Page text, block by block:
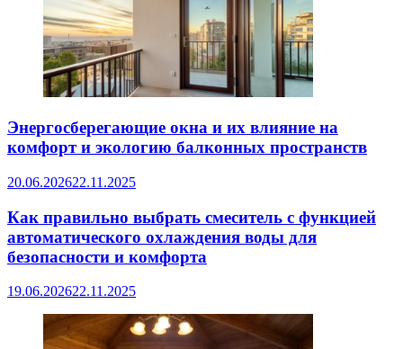
Энергосберегающие окна и их влияние на
комфорт и экологию балконных пространств
20.06.202622.11.2025
Как правильно выбрать смеситель с функцией
автоматического охлаждения воды для
безопасности и комфорта
19.06.202622.11.2025